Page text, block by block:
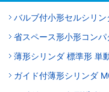
バルブ付小形セルシリ
省スペース形小形コン
薄形シリンダ 標準形 単
ガイド付薄形シリンダ